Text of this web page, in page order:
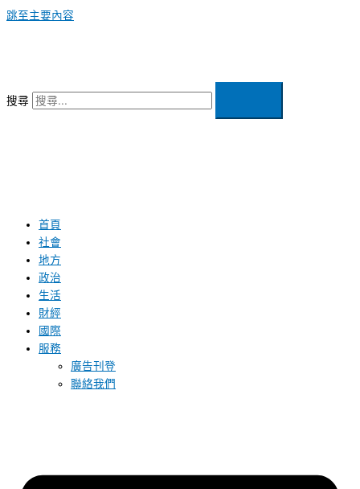
跳至主要內容
搜尋
首頁
社會
地方
政治
生活
財經
國際
服務
廣告刊登
聯絡我們